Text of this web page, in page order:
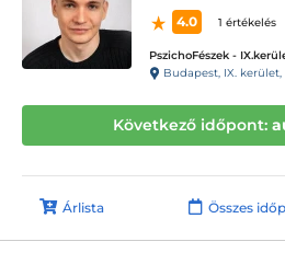
4.0
1 értékelés
PszichoFészek -
Budapest, IX. kerület,
Következő időpont:
Árlista Összes